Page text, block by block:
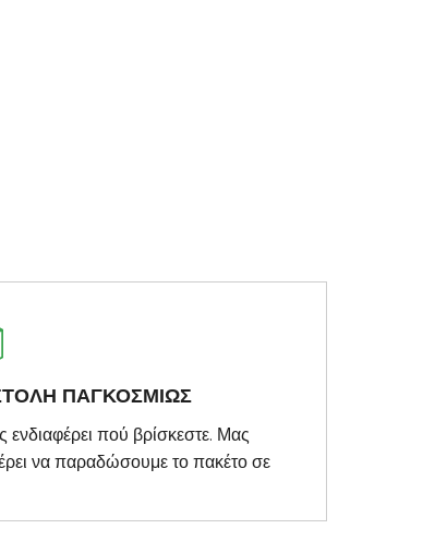
ΠΑΓΚΟΣΜΙΩΣ
ενδιαφέρει πού βρίσκεστε. Μας
να παραδώσουμε το πακέτο σε